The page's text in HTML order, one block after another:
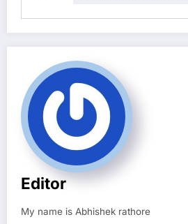
Editor
My name is Abhishek rathore